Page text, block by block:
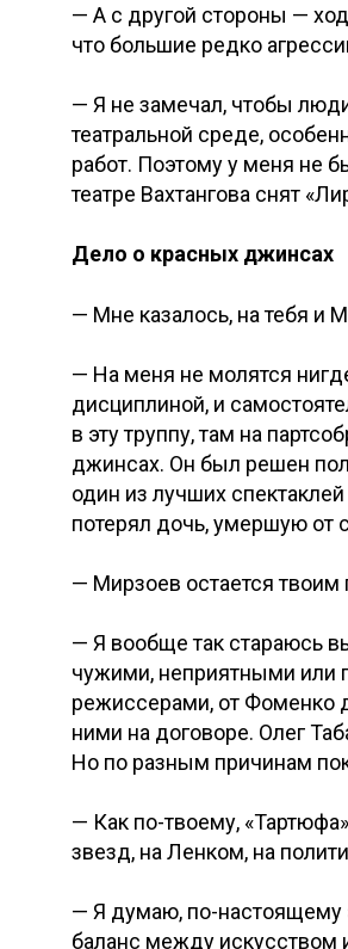
— А с другой стороны —
что большие редко
— Я не замечал, чтобы
театральной среде,
работ. Поэтому у меня не
театре Вахтангова снят
Дело о красных джинсах
— Мне казалось, на тебя и
— На меня не молятся
дисциплиной, и
в эту труппу, там на
джинсах. Он был решен
один из лучших
потерял дочь, умершую от
— Мирзоев остается
— Я вообще так стараюсь
чужими, неприятными или
режиссерами, от Фоменко
ними на договоре. Олег
Но по разным причинам
— Как по-твоему,
звезд, на Ленком, на
— Я думаю, по-настоящему
баланс между